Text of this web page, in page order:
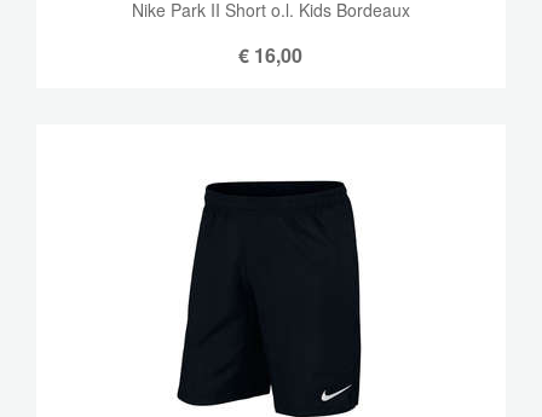
Nike Park II Short o.l. Kids Bordeaux
€ 16,00